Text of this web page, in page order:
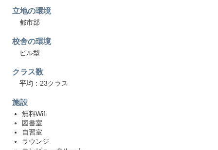
立地の環境
都市部
校舎の環境
ビル型
クラス数
平均：23クラス
施設
無料Wifi
図書室
自習室
ラウンジ